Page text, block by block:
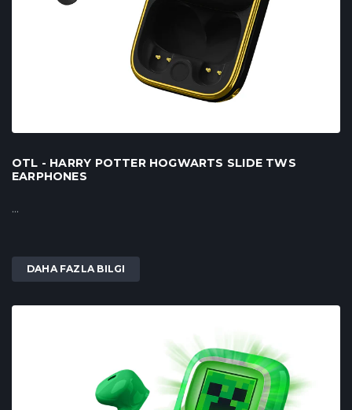
OTL - HARRY POTTER HOGWARTS SLIDE TWS
EARPHONES
...
DAHA FAZLA BILGI